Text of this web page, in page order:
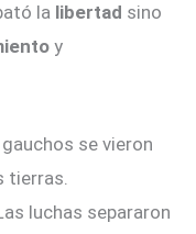
la libertad sino
y
se vieron
tierras.
luchas separaron